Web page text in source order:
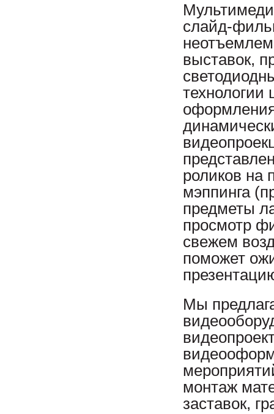
слайд-
выставок,
технологии
роликов на
мэппинга
предметы
просмотр
свежем
поможет
Мы
монтаж
заставок,